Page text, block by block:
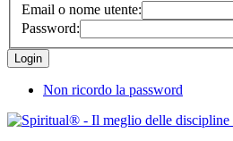
Email o nome utente:
Password:
Non ricordo la password